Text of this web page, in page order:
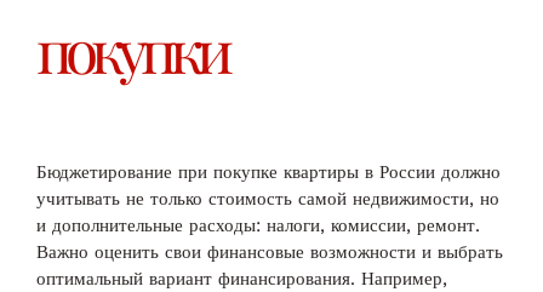
покупки
Бюджетирование при покупке квартиры в России должно
учитывать не только стоимость самой недвижимости, но
и дополнительные расходы: налоги, комиссии, ремонт.
Важно оценить свои финансовые возможности и выбрать
оптимальный вариант финансирования. Например,